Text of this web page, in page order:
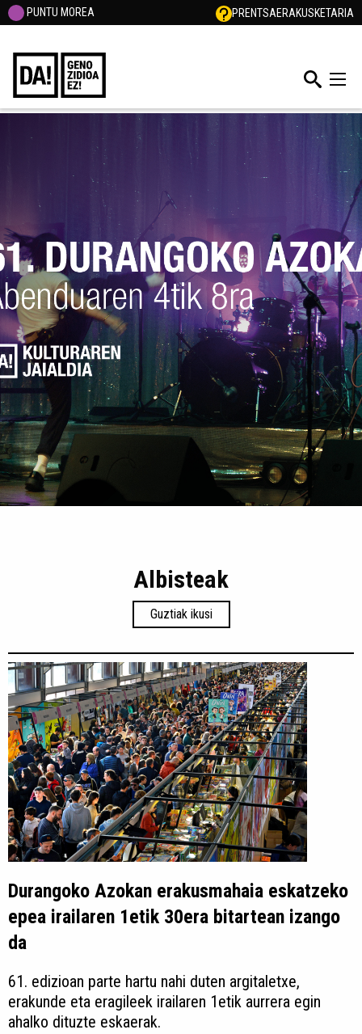
PUNTU MOREA PRENTSAERAKUSKETARIA
Albisteak
Guztiak ikusi
Durangoko Azokan erakusmahaia eskatzeko
epea irailaren 1etik 30era bitartean izango
da
61. edizioan parte hartu nahi duten argitaletxe,
erakunde eta eragileek irailaren 1etik aurrera egin
ahalko dituzte eskaerak.